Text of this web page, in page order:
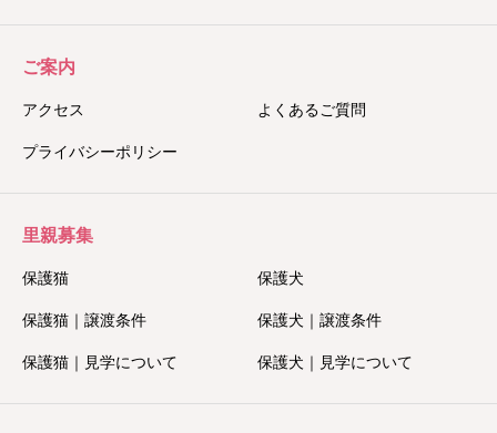
ご案内
アクセス よくあるご質問
プライバシーポリシー
里親募集
保護猫 保護犬
保護猫｜譲渡条件 保護犬｜譲渡条件
保護猫｜見学について 保護犬｜見学について